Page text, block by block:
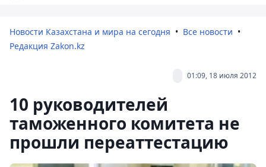
Новости Казахстана и мира на сегодня
Все новости
Редакция Zakon.kz
01:09, 18 июля 2012
10 руководителей
таможенного комитета не
прошли переаттестацию